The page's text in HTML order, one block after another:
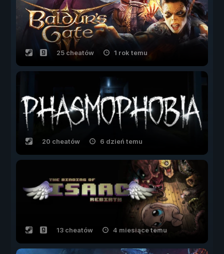
25 cheatów 1 rok temu
20 cheatów 6 dzień temu
13 cheatów 4 miesiące temu